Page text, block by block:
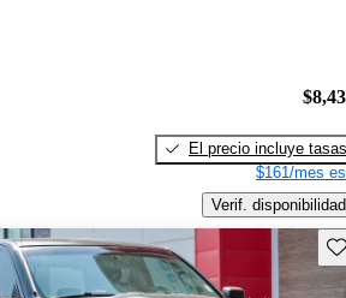
El precio incluye tasas
$161/mes
Verif. disponibilidad